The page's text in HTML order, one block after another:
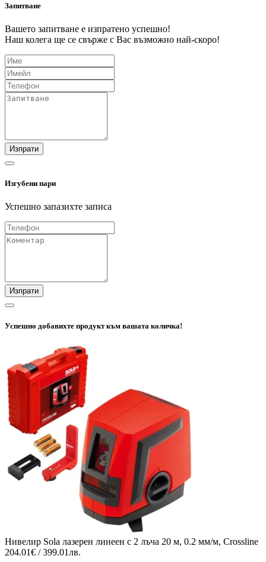
Запитване
Вашето запитване е изпратено успешно!
Наш колега ще се свърже с Вас възможно най-скоро!
Изпрати
Изгубени пари
Успешно запазихте записа
Изпрати
Успешно добавихте продукт към вашата количка!
Нивелир Sola лазерен линеен с 2 лъча 20 м, 0.2 мм/м, Crossline
204.01€ / 399.01лв.